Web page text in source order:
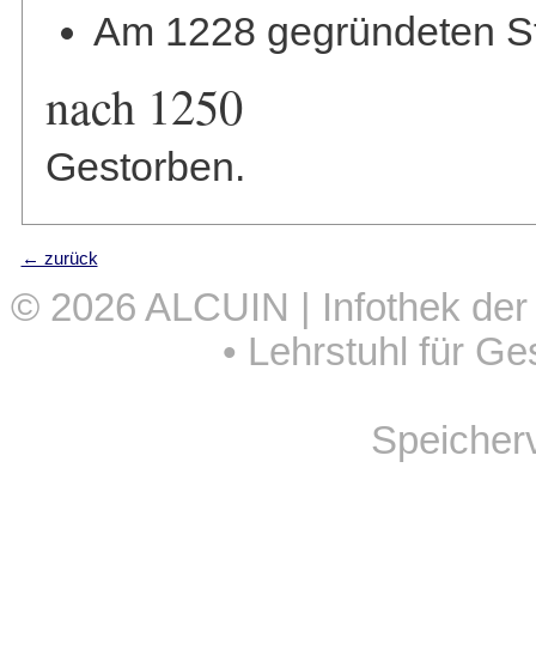
Am 1228 gegründeten
nach 1250
Gestorben.
← zurück
© 2026 ALCUIN | Infothek
• Lehrstuhl für